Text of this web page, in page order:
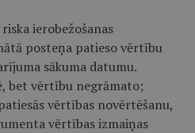
ierobežošanas
posteņa patieso vērtību
sākuma datumu.
bet vērtību negrāmato;
vērtības novērtēšanu,
vērtības izmaiņas